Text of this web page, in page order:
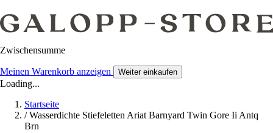
Zwischensumme
Meinen Warenkorb anzeigen Weiter einkaufen
Loading...
Startseite
/ Wasserdichte Stiefeletten Ariat Barnyard Twin Gore Ii Antq
Brn